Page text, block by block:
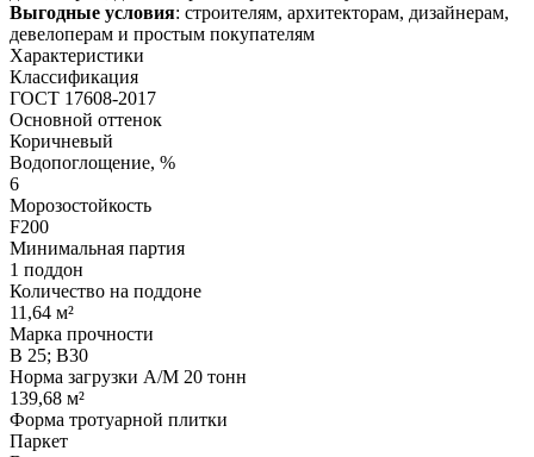
Выгодные условия: строителям, архитекторам, дизайнерам,
девелоперам и простым покупателям
Характеристики
Классификация
ГОСТ 17608-2017
Основной оттенок
Коричневый
Водопоглощение, %
6
Морозостойкость
F200
Минимальная партия
1 поддон
Количество на поддоне
11,64 м²
Марка прочности
В 25; В30
Норма загрузки А/М 20 тонн
139,68 м²
Форма тротуарной плитки
Паркет